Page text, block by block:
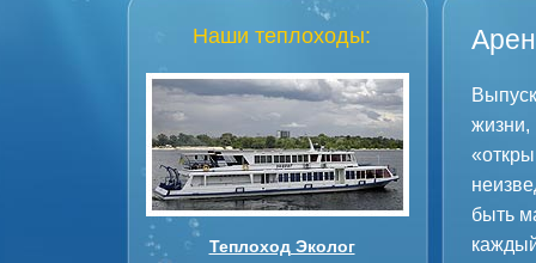
Наши теплоходы:
Теплоход Эколог
жизни,
быть